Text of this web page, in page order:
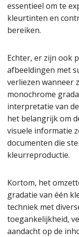
essentieel om te
kleurtinten en
bereiken.
Echter, er zijn ook
afbeeldingen met
verliezen wanneer
monochrome
interpretatie van
het belangrijk om
visuele informatie
documenten die
kleurreproductie.
Kortom, het
gradatie van één
techniek met
toegankelijkheid,
aandacht op de